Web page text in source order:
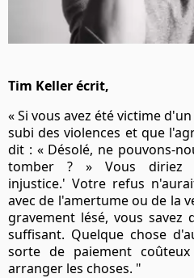
Tim Keller écrit,
« Si vous avez été victime
subi des violences et que
dit : « Désolé, ne pouvons-
tomber ? » Vous
injustice.' Votre refus
avec de l'amertume ou de la
gravement lésé, vous savez
suffisant. Quelque chose
sorte de paiement
arranger les choses. "